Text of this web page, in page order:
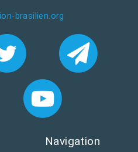
brasilien.org
Navigation